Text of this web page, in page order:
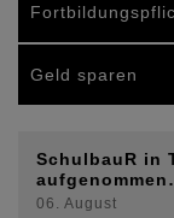
Geld sparen
SchulbauR in
06. August